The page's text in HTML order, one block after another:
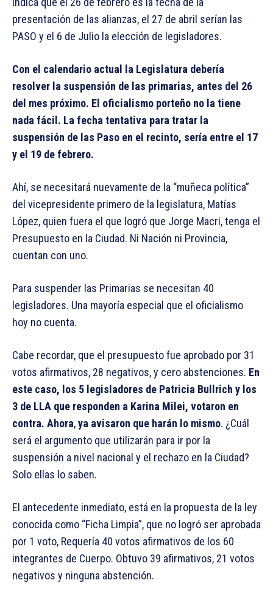
presentación de las alianzas, el 27 de abril serían las
PASO y el 6 de Julio la elección de legisladores.
Con el calendario actual la Legislatura debería
resolver la suspensión de las primarias, antes del 26
del mes próximo. El oficialismo porteño no la tiene
nada fácil. La fecha tentativa para tratar la
suspensión de las Paso en el recinto, sería entre el 17
y el 19 de febrero.
Ahí, se necesitará nuevamente de la “muñeca política”
del vicepresidente primero de la legislatura, Matías
López, quien fuera el que logró que Jorge Macri, tenga el
Presupuesto en la Ciudad. Ni Nación ni Provincia,
cuentan con uno.
Para suspender las Primarias se necesitan 40
legisladores. Una mayoría especial que el oficialismo
hoy no cuenta.
Cabe recordar, que el presupuesto fue aprobado por 31
votos afirmativos, 28 negativos, y cero abstenciones. En
este caso, los 5 legisladores de Patricia Bullrich y los
3 de LLA que responden a Karina Milei, votaron en
contra. Ahora,ya avisaron que harán lo mismo. ¿Cuál
será el argumento que utilizarán para ir por la
suspensión a nivel nacional y el rechazo en la Ciudad?
Solo ellas lo saben.
El antecedente inmediato, está en la propuesta de la ley
conocida como “Ficha Limpia”, que no logró ser aprobada
por 1 voto, Requería 40 votos afirmativos de los 60
integrantes de Cuerpo. Obtuvo 39 afirmativos, 21 votos
negativos y ninguna abstención.